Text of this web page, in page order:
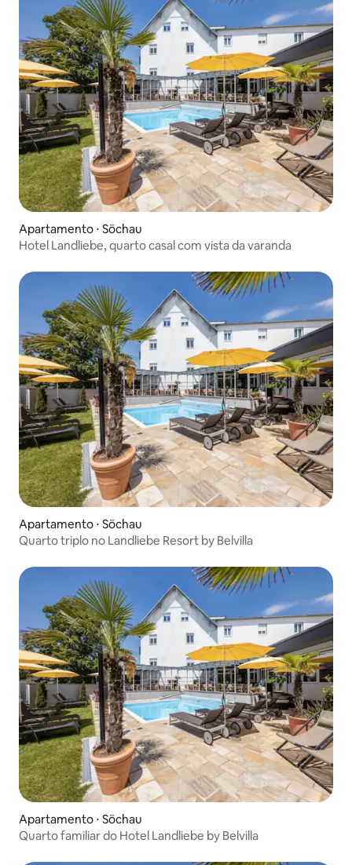
Apartamento ⋅ Söchau
Hotel Landliebe, quarto casal com vista da varanda
Apartamento ⋅ Söchau
Quarto triplo no Landliebe Resort by Belvilla
Apartamento ⋅ Söchau
Quarto familiar do Hotel Landliebe by Belvilla